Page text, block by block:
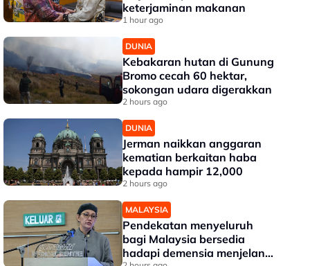
keterjaminan makanan
1 hour ago
DUNIA
Kebakaran hutan di Gunung
Bromo cecah 60 hektar,
sokongan udara digerakkan
2 hours ago
DUNIA
Jerman naikkan anggaran
kematian berkaitan haba
kepada hampir 12,000
2 hours ago
MALAYSIA
Pendekatan menyeluruh
bagi Malaysia bersedia
hadapi demensia menjelang